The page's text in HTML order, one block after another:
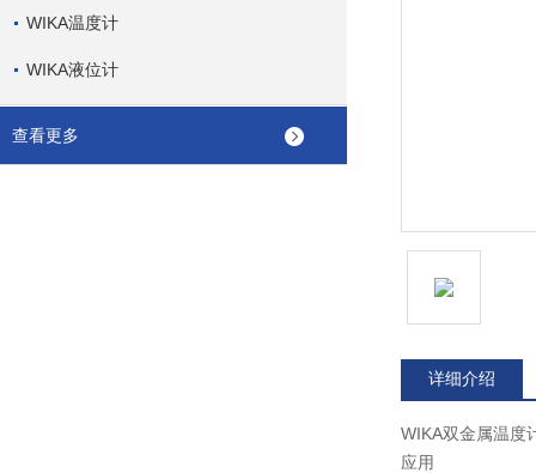
WIKA温度计
WIKA液位计
查看更多
详细介绍
WIKA双金属温度
应用